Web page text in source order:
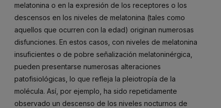
melatonina o en la expresión de los receptores o los
descensos en los niveles de melatonina (tales como
aquellos que ocurren con la edad) originan numerosas
disfunciones. En estos casos, con niveles de melatonina
insuficientes o de pobre señalización melatoninérgica,
pueden presentarse numerosas alteraciones
patofisiológicas, lo que refleja la pleiotropía de la
molécula. Así, por ejemplo, ha sido repetidamente
observado un descenso de los niveles nocturnos de